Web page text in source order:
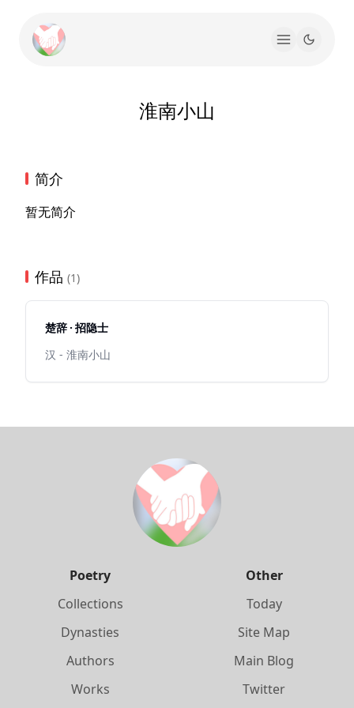
淮南小山
简介
暂无简介
作品 (1)
楚辞 · 招隐士
汉 - 淮南小山
Poetry
Collections
Dynasties
Authors
Works
Other
Today
Site Map
Main Blog
Twitter